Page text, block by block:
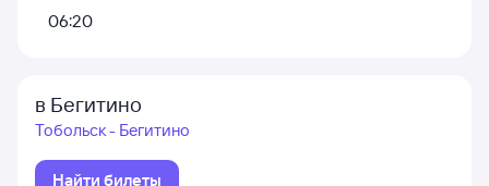
06:20
в Бегитино
Тобольск - Бегитино
Найти билеты